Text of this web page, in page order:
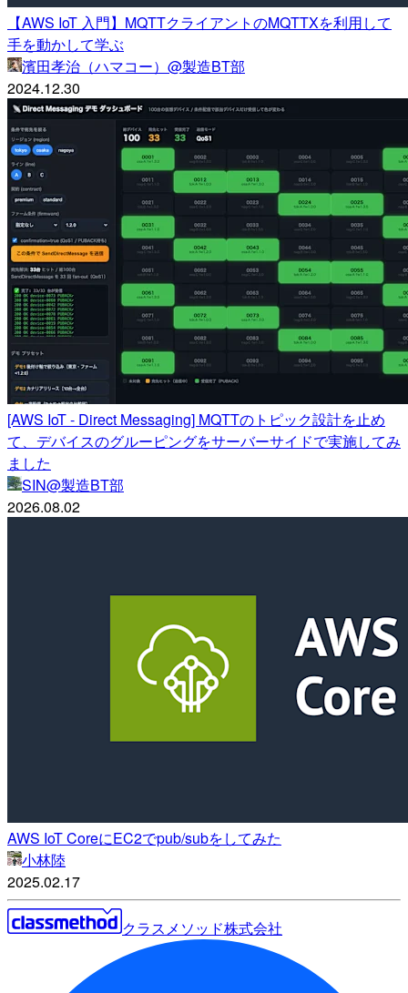
【AWS IoT 入門】MQTTクライアントのMQTTXを利用して
手を動かして学ぶ
濱田孝治（ハマコー）@製造BT部
2024.12.30
[AWS IoT - Direct Messaging] MQTTのトピック設計を止め
て、デバイスのグルーピングをサーバーサイドで実施してみ
ました
SIN@製造BT部
2026.08.02
AWS IoT CoreにEC2でpub/subをしてみた
小林陸
2025.02.17
クラスメソッド株式会社